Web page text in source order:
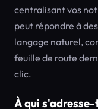
centralisant vos
peut répondre à
langage naturel,
feuille de route
clic.
À qui